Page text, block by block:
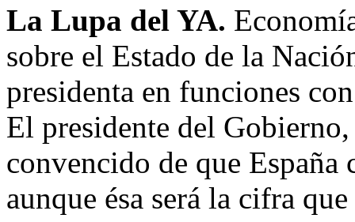
La Lupa del YA.
sobre el Estado de la
presidenta en funciones
El presidente del
convencido de que España
aunque ésa será la cifra